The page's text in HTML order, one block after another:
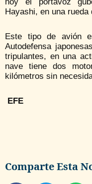
Hayashi, en una rueda
Este tipo de avión
Autodefensa
tripulantes, en una
nave tiene dos
kilómetros sin
EFE
Comparte Esta